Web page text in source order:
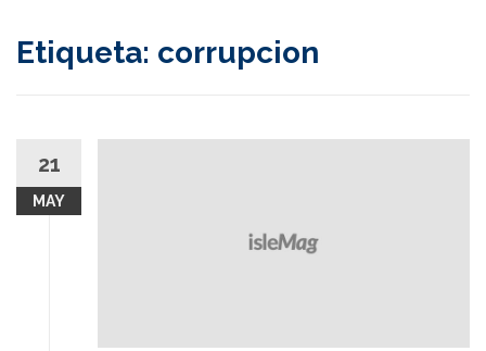
Etiqueta: corrupcion
21
MAY